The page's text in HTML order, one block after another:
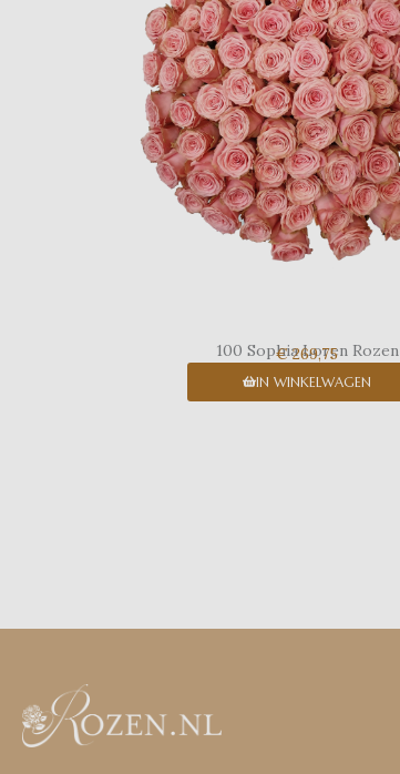
100 Sophia Loren Rozen
€ 269,75
IN WINKELWAGEN